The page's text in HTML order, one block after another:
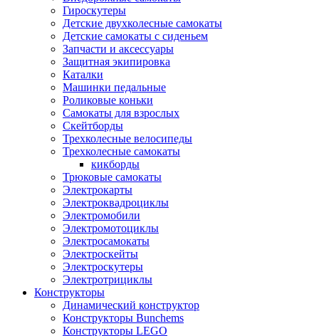
Гироскутеры
Детские двухколесные самокаты
Детские самокаты с сиденьем
Запчасти и аксессуары
Защитная экипировка
Каталки
Машинки педальные
Роликовые коньки
Самокаты для взрослых
Скейтборды
Трехколесные велосипеды
Трехколесные самокаты
кикборды
Трюковые самокаты
Электрокарты
Электроквадроциклы
Электромобили
Электромотоциклы
Электросамокаты
Электроскейты
Электроскутеры
Электротрициклы
Конструкторы
Динамический конструктор
Конструкторы Bunchems
Конструкторы LEGO